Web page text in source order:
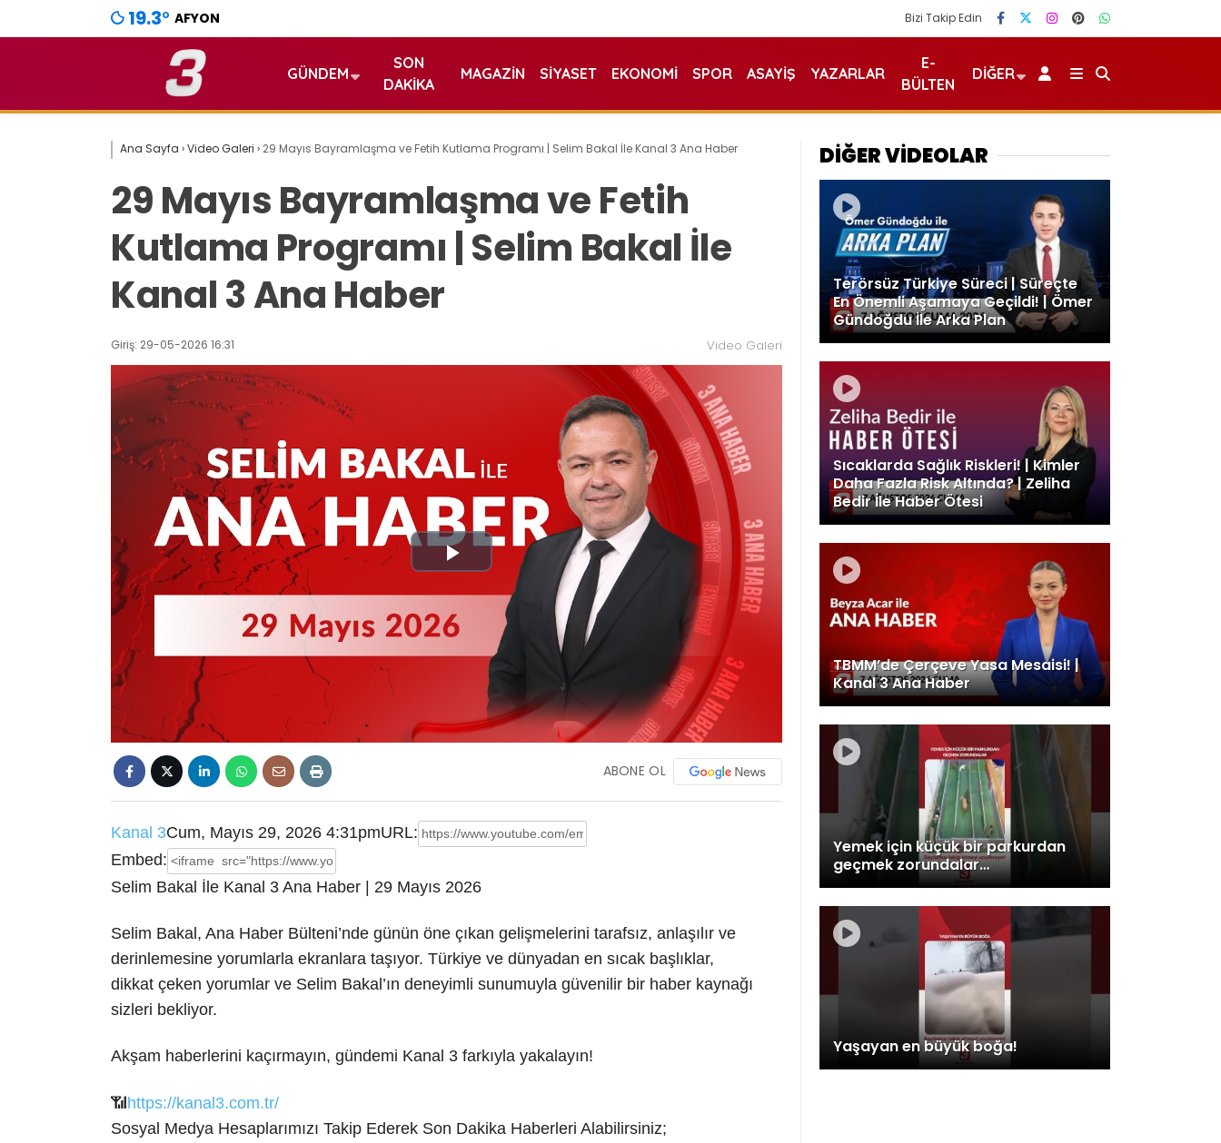
19.3° AFYON Bizi Takip Edin
GÜNDEM
SON
DAKIKA
MAGAZIN SIYASET EKONOMI SPOR ASAYIŞ YAZARLAR
E-
BÜLTEN
DIĞER
Ana Sayfa ›Video Galeri › 29 Mayıs Bayramlaşma ve Fetih Kutlama Programı | Selim Bakal İle Kanal 3 Ana Haber
29 Mayıs Bayramlaşma ve Fetih
Kutlama Programı | Selim Bakal İle
Kanal 3 Ana Haber
Giriş: 29-05-2026 16:31 Video Galeri
Play
Video
ABONE OL
Kanal 3Cum, Mayıs 29, 2026 4:31pmURL:
Embed:
Selim Bakal İle Kanal 3 Ana Haber | 29 Mayıs 2026
Selim Bakal, Ana Haber Bülteni’nde günün öne çıkan gelişmelerini tarafsız, anlaşılır ve
derinlemesine yorumlarla ekranlara taşıyor. Türkiye ve dünyadan en sıcak başlıklar,
dikkat çeken yorumlar ve Selim Bakal’ın deneyimli sunumuyla güvenilir bir haber kaynağı
sizleri bekliyor.
Akşam haberlerini kaçırmayın, gündemi Kanal 3 farkıyla yakalayın!
📶https://kanal3.com.tr/
Sosyal Medya Hesaplarımızı Takip Ederek Son Dakika Haberleri Alabilirsiniz;
DİĞER VİDEOLAR
Terörsüz Türkiye Süreci | Süreçte
En Önemli Aşamaya Geçildi! | Ömer
Gündoğdu İle Arka Plan
Sıcaklarda Sağlık Riskleri! | Kimler
Daha Fazla Risk Altında? | Zeliha
Bedir İle Haber Ötesi
TBMM’de Çerçeve Yasa Mesaisi! |
Kanal 3 Ana Haber
Yemek için küçük bir parkurdan
geçmek zorundalar…
Yaşayan en büyük boğa!